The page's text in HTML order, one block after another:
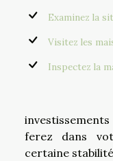
Examinez la
Visitez les
Inspectez la
ferez dans
certaine